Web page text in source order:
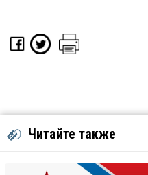
Читайте также